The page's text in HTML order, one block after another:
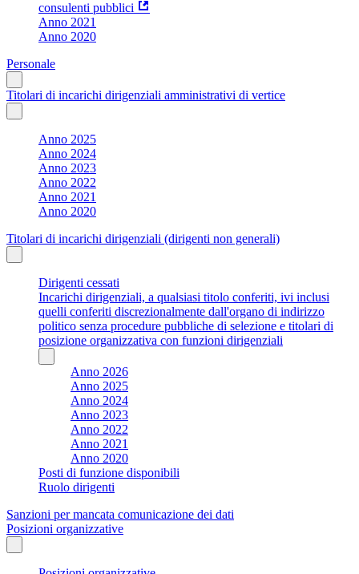
consulenti pubblici
Anno 2021
Anno 2020
Personale
Titolari di incarichi dirigenziali amministrativi di vertice
Anno 2025
Anno 2024
Anno 2023
Anno 2022
Anno 2021
Anno 2020
Titolari di incarichi dirigenziali (dirigenti non generali)
Dirigenti cessati
Incarichi dirigenziali, a qualsiasi titolo conferiti, ivi inclusi
quelli conferiti discrezionalmente dall'organo di indirizzo
politico senza procedure pubbliche di selezione e titolari di
posizione organizzativa con funzioni dirigenziali
Anno 2026
Anno 2025
Anno 2024
Anno 2023
Anno 2022
Anno 2021
Anno 2020
Posti di funzione disponibili
Ruolo dirigenti
Sanzioni per mancata comunicazione dei dati
Posizioni organizzative